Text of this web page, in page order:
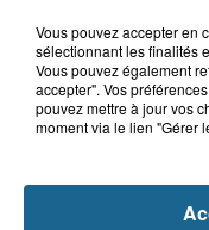
LE FIL
Vous pouvez accepter en
sélectionnant les finalités
Vous pouvez également
accepter". Vos
pouvez mettre à jour vos
moment via le lien "Gérer